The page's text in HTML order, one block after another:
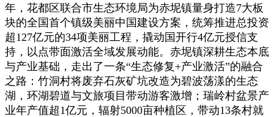
年，花都区联合市生态环境局为赤坭镇量身打造7大板
块的全国首个镇级美丽中国建设方案，统筹推进总投资
超127亿元的34项美丽工程，撬动国开行4亿元授信支
持，以点带面激活全域发展动能。赤坭镇深耕生态本底
与产业基础，走出了一条“生态修复+产业激活”的融合
之路：竹洞村将废弃石灰矿坑改造为碧波荡漾的生态
湖，环湖碧道与文旅项目带动游客激增；瑞岭村盆景产
业年产值超1亿元，辐射5000亩种植区，带动13条村就